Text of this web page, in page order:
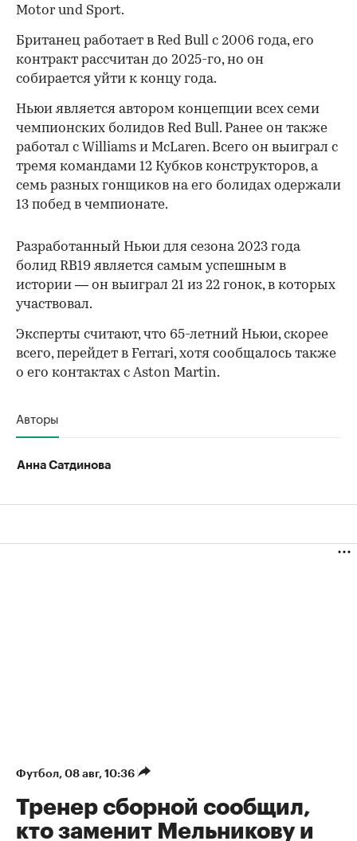
Motor und Sport.
Британец работает в Red Bull c 2006 года, его
контракт рассчитан до 2025-го, но он
собирается уйти к концу года.
Ньюи является автором концепции всех семи
чемпионских болидов Red Bull. Ранее он также
работал с Williams и McLaren. Всего он выиграл с
тремя командами 12 Кубков конструкторов, а
семь разных гонщиков на его болидах одержали
13 побед в чемпионате.
Разработанный Ньюи для сезона 2023 года
болид RB19 является самым успешным в
истории — он выиграл 21 из 22 гонок, в которых
участвовал.
Эксперты считают, что 65-летний Ньюи, скорее
всего, перейдет в Ferrari, хотя сообщалось также
о его контактах с Aston Martin.
Авторы
Анна Сатдинова
Футбол⁠, 08 авг, 10:36
Тренер сборной сообщил,
кто заменит Мельникову и